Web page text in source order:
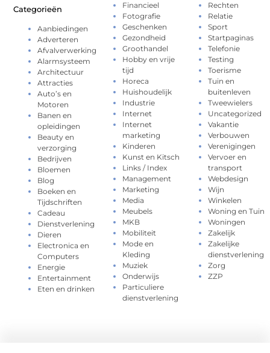
Categorieën
Aanbiedingen
Adverteren
Afvalverwerking
Alarmsysteem
Architectuur
Attracties
Auto’s en
Motoren
Banen en
opleidingen
Beauty en
verzorging
Bedrijven
Bloemen
Blog
Boeken en
Tijdschriften
Cadeau
Dienstverlening
Dieren
Electronica en
Computers
Energie
Entertainment
Eten en drinken
Financieel
Fotografie
Geschenken
Gezondheid
Groothandel
Hobby en vrije
tijd
Horeca
Huishoudelijk
Industrie
Internet
Internet
marketing
Kinderen
Kunst en Kitsch
Links / Index
Management
Marketing
Media
Meubels
MKB
Mobiliteit
Mode en
Kleding
Muziek
Onderwijs
Particuliere
dienstverlening
Rechten
Relatie
Sport
Startpaginas
Telefonie
Testing
Toerisme
Tuin en
buitenleven
Tweewielers
Uncategorized
Vakantie
Verbouwen
Verenigingen
Vervoer en
transport
Webdesign
Wijn
Winkelen
Woning en Tuin
Woningen
Zakelijk
Zakelijke
dienstverlening
Zorg
ZZP